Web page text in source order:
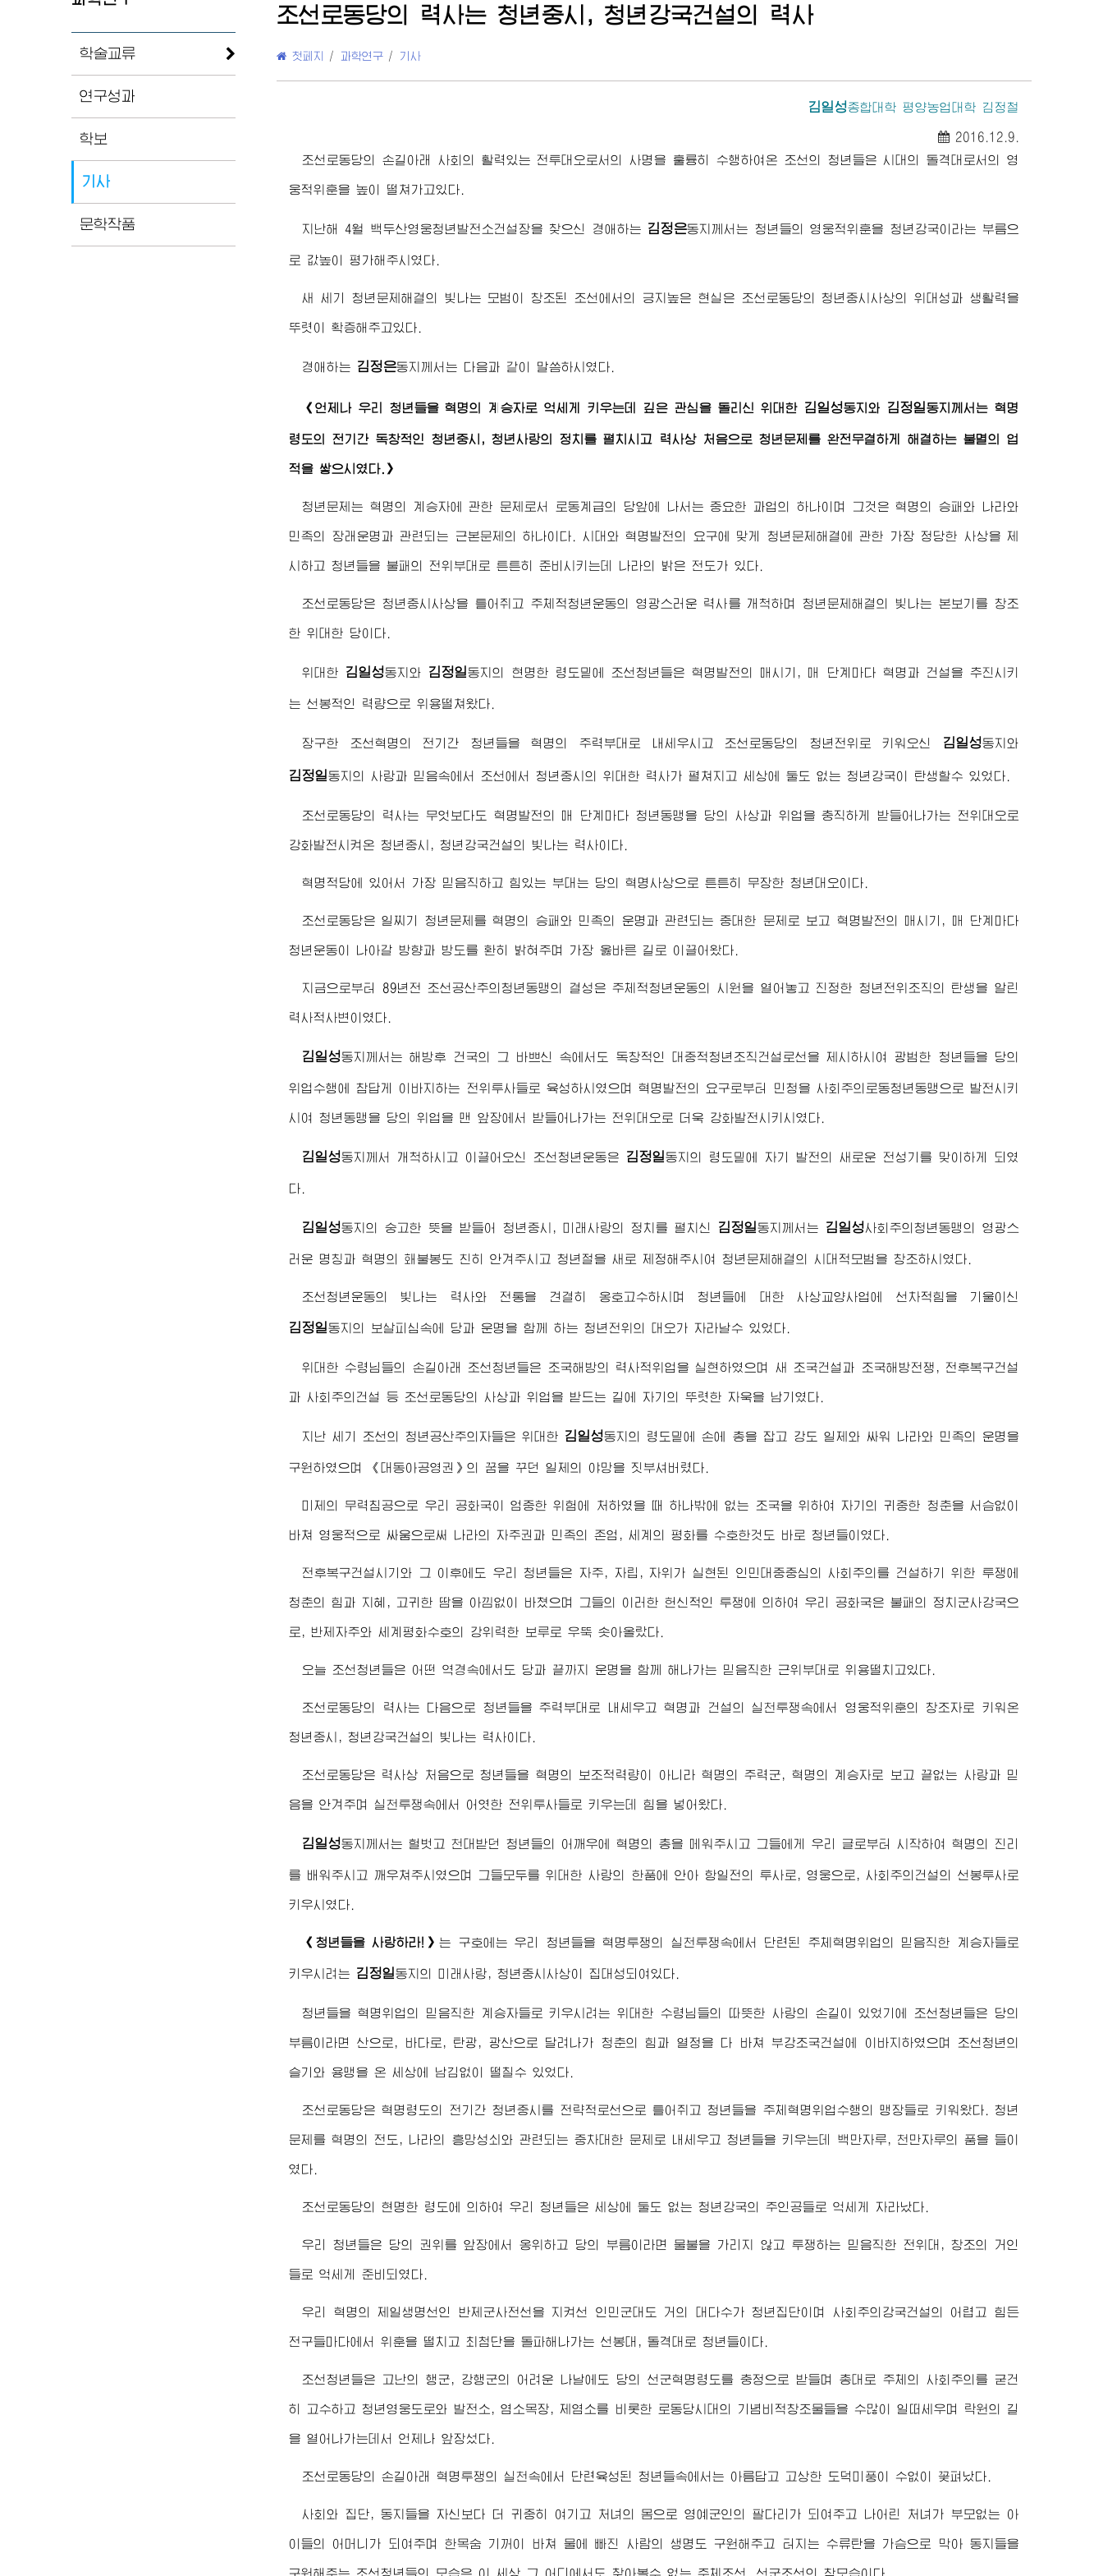
학술교류
연구성과
학보
기사
문학작품
조선로동당의 력사는 청년중시, 청년강국건설의 력사
첫페지 / 과학연구 / 기사
김일성종합대학 평양농업대학 김정철
2016.12.9.
조선로동당의 손길아래 사회의 활력있는 전투대오로서의 사명을 훌륭히 수행하여온 조선의 청년들은 시대의 돌격대로서의 영
웅적위훈을 높이 떨쳐가고있다.
지난해 4월 백두산영웅청년발전소건설장을 찾으신 경애하는 김정은동지 께서는 청년들의 영웅적위훈을 청년강국이라는 부름으
로 값높이 평가해주시였다.
새 세기 청년문제해결의 빛나는 모범이 창조된 조선에서의 긍지높은 현실은 조선로동당의 청년중시사상의 위대성과 생활력을
뚜렷이 확증해주고있다.
경애하는 김정은동지 께서는 다음과 같이 말씀하시였다.
《언제나 우리 청년들을 혁명의 계승자로 억세게 키우는데 깊은 관심을 돌리신위대한 김일성동지 와 김정일동지 께서는 혁명
령도의 전기간 독창적인 청년중시, 청년사랑의 정치를 펼치시고 력사상 처음으로 청년문제를 완전무결하게 해결하는 불멸의 업
적을 쌓으시였다.》
청년문제는 혁명의 계승자에 관한 문제로서 로동계급의 당앞에 나서는 중요한 과업의 하나이며 그것은 혁명의 승패와 나라와
민족의 장래운명과 관련되는 근본문제의 하나이다. 시대와 혁명발전의 요구에 맞게 청년문제해결에 관한 가장 정당한 사상을 제
시하고 청년들을 불패의 전위부대로 튼튼히 준비시키는데 나라의 밝은 전도가 있다.
조선로동당은 청년중시사상을 틀어쥐고 주체적청년운동의 영광스러운 력사를 개척하며 청년문제해결의 빛나는 본보기를 창조
한 위대한 당이다.
위대한 김일성동지와 김정일동지의 현명한 령도밑에 조선청년들은 혁명발전의 매시기, 매 단계마다 혁명과 건설을 추진시키
는 선봉적인 력량으로 위용떨쳐왔다.
장구한 조선혁명의 전기간 청년들을 혁명의 주력부대로 내세우시고 조선로동당의 청년전위로 키워오신 김일성동지 와
김정일동지 의 사랑과 믿음속에서 조선에서 청년중시의 위대한 력사가 펼쳐지고 세상에 둘도 없는 청년강국이 탄생할수 있었다.
조선로동당의 력사는 무엇보다도 혁명발전의 매 단계마다 청년동맹을 당의 사상과 위업을 충직하게 받들어나가는 전위대오로
강화발전시켜온 청년중시, 청년강국건설의 빛나는 력사이다.
혁명적당에 있어서 가장 믿음직하고 힘있는 부대는 당의 혁명사상으로 튼튼히 무장한 청년대오이다.
조선로동당은 일찌기 청년문제를 혁명의 승패와 민족의 운명과 관련되는 중대한 문제로 보고 혁명발전의 매시기, 매 단계마다
청년운동이 나아갈 방향과 방도를 환히 밝혀주며 가장 옳바른 길로 이끌어왔다.
지금으로부터 89년전 조선공산주의청년동맹의 결성은 주체적청년운동의 시원을 열어놓고 진정한 청년전위조직의 탄생을 알린
력사적사변이였다.
김일성동지 께서는 해방후 건국의 그 바쁘신 속에서도 독창적인 대중적청년조직건설로선을 제시하시여 광범한 청년들을 당의
위업수행에 참답게 이바지하는 전위투사들로 육성하시였으며 혁명발전의 요구로부터 민청을 사회주의로동청년동맹으로 발전시키
시여 청년동맹을 당의 위업을 맨 앞장에서 받들어나가는 전위대오로 더욱 강화발전시키시였다.
김일성동지 께서 개척하시고 이끌어오신 조선청년운동은 김정일동지 의 령도밑에 자기 발전의 새로운 전성기를 맞이하게 되였
다.
김일성동지 의 숭고한 뜻을 받들어 청년중시, 미래사랑의 정치를 펼치신 김정일동지 께서는 김일성사회주의청년동맹의 영광스
러운 명칭과 혁명의 홰불봉도 친히 안겨주시고 청년절을 새로 제정해주시여 청년문제해결의 시대적모범을 창조하시였다.
조선청년운동의 빛나는 력사와 전통을 견결히 옹호고수하시며 청년들에 대한 사상교양사업에 선차적힘을 기울이신
김정일동지 의 보살피심속에 당과 운명을 함께 하는 청년전위의 대오가 자라날수 있었다.
위대한 수령님들의 손길아래 조선청년들은 조국해방의 력사적위업을 실현하였으며 새 조국건설과 조국해방전쟁, 전후복구건설
과 사회주의건설 등 조선로동당의 사상과 위업을 받드는 길에 자기의 뚜렷한 자욱을 남기였다.
지난 세기 조선의 청년공산주의자들은위대한 김일성동지의 령도밑에 손에 총을 잡고 강도 일제와 싸워 나라와 민족의 운명을
구원하였으며 《대동아공영권》의 꿈을 꾸던 일제의 야망을 짓부셔버렸다.
미제의 무력침공으로 우리 공화국이 엄중한 위험에 처하였을 때 하나밖에 없는 조국을 위하여 자기의 귀중한 청춘을 서슴없이
바쳐 영웅적으로 싸움으로써 나라의 자주권과 민족의 존엄, 세계의 평화를 수호한것도 바로 청년들이였다.
전후복구건설시기와 그 이후에도 우리 청년들은 자주, 자립, 자위가 실현된 인민대중중심의 사회주의를 건설하기 위한 투쟁에
청춘의 힘과 지혜, 고귀한 땀을 아낌없이 바쳤으며 그들의 이러한 헌신적인 투쟁에 의하여 우리 공화국은 불패의 정치군사강국으
로, 반제자주와 세계평화수호의 강위력한 보루로 우뚝 솟아올랐다.
오늘 조선청년들은 어떤 역경속에서도 당과 끝까지 운명을 함께 해나가는 믿음직한 근위부대로 위용떨치고있다.
조선로동당의 력사는 다음으로 청년들을 주력부대로 내세우고 혁명과 건설의 실천투쟁속에서 영웅적위훈의 창조자로 키워온
청년중시, 청년강국건설의 빛나는 력사이다.
조선로동당은 력사상 처음으로 청년들을 혁명의 보조적력량이 아니라 혁명의 주력군, 혁명의 계승자로 보고 끝없는 사랑과 믿
음을 안겨주며 실천투쟁속에서 어엿한 전위투사들로 키우는데 힘을 넣어왔다.
김일성동지 께서는 헐벗고 천대받던 청년들의 어깨우에 혁명의 총을 메워주시고 그들에게 우리 글로부터 시작하여 혁명의 진리
를 배워주시고 깨우쳐주시였으며 그들모두를 위대한 사랑의 한품에 안아 항일전의 투사로, 영웅으로, 사회주의건설의 선봉투사로
키우시였다.
《청년들을 사랑하라!》는 구호에는 우리 청년들을 혁명투쟁의 실천투쟁속에서 단련된 주체혁명위업의 믿음직한 계승자들로
키우시려는 김정일동지 의 미래사랑, 청년중시사상이 집대성되여있다.
청년들을 혁명위업의 믿음직한 계승자들로 키우시려는위대한 수령님들의 따뜻한 사랑의 손길이 있었기에 조선청년들은 당의
부름이라면 산으로, 바다로, 탄광, 광산으로 달려나가 청춘의 힘과 열정을 다 바쳐 부강조국건설에 이바지하였으며 조선청년의
슬기와 용맹을 온 세상에 남김없이 떨칠수 있었다.
조선로동당은 혁명령도의 전기간 청년중시를 전략적로선으로 틀어쥐고 청년들을 주체혁명위업수행의 맹장들로 키워왔다. 청년
문제를 혁명의 전도, 나라의 흥망성쇠와 관련되는 중차대한 문제로 내세우고 청년들을 키우는데 백만자루, 천만자루의 품을 들이
였다.
조선로동당의 현명한 령도에 의하여 우리 청년들은 세상에 둘도 없는 청년강국의 주인공들로 억세게 자라났다.
우리 청년들은 당의 권위를 앞장에서 옹위하고 당의 부름이라면 물불을 가리지 않고 투쟁하는 믿음직한 전위대, 창조의 거인
들로 억세게 준비되였다.
우리 혁명의 제일생명선인 반제군사전선을 지켜선 인민군대도 거의 대다수가 청년집단이며 사회주의강국건설의 어렵고 힘든
전구들마다에서 위훈을 떨치고 최첨단을 돌파해나가는 선봉대, 돌격대로 청년들이다.
조선청년들은 고난의 행군, 강행군의 어려운 나날에도 당의 선군혁명령도를 충정으로 받들며 총대로 주체의 사회주의를 굳건
히 고수하고 청년영웅도로와 발전소, 염소목장, 제염소를 비롯한 로동당시대의 기념비적창조물들을 수많이 일떠세우며 락원의 길
을 열어나가는데서 언제나 앞장섰다.
조선로동당의 손길아래 혁명투쟁의 실천속에서 단련육성된 청년들속에서는 아름답고 고상한 도덕미풍이 수없이 꽃펴났다.
사회와 집단, 동지들을 자신보다 더 귀중히 여기고 처녀의 몸으로 영예군인의 팔다리가 되여주고 나어린 처녀가 부모없는 아
이들의 어머니가 되여주며 한목숨 기꺼이 바쳐 물에 빠진 사람의 생명도 구원해주고 터지는 수류탄을 가슴으로 막아 동지들을
구원해주는 조선청년들의 모습은 이 세상 그 어디에서도 찾아볼수 없는 주체조선, 선군조선의 참모습이다.